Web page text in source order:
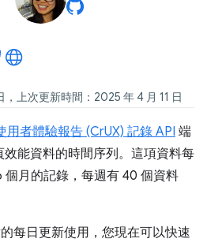
上次更新時間：2025 年 4 月 11 日
用者體驗報告 (CrUX) 記錄 API 端
能資料的時間序列。這項資料每
個月的記錄，每週有 40 個資料
每日更新使用，您現在可以快速